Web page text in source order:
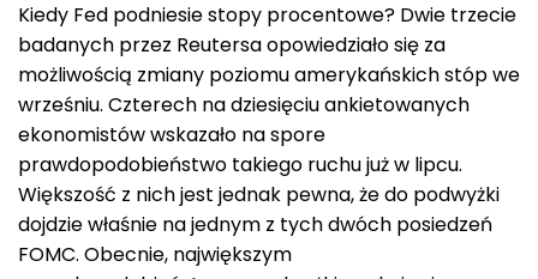
Kiedy Fed podniesie stopy procentowe? Dwie trzecie
badanych przez Reutersa opowiedziało się za
możliwością zmiany poziomu amerykańskich stóp we
wrześniu. Czterech na dziesięciu ankietowanych
ekonomistów wskazało na spore
prawdopodobieństwo takiego ruchu już w lipcu.
Większość z nich jest jednak pewna, że do podwyżki
dojdzie właśnie na jednym z tych dwóch posiedzeń
FOMC. Obecnie, największym